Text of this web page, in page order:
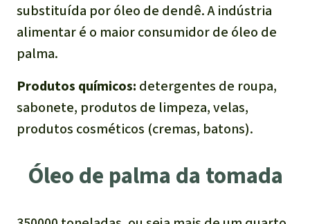
substituída por óleo de dendê. A indústria
alimentar é o maior consumidor de óleo de
palma.
Produtos químicos: detergentes de roupa,
sabonete, produtos de limpeza, velas,
produtos cosméticos (cremas, batons).
Óleo de palma da tomada